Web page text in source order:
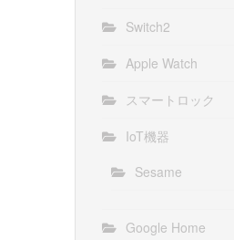
Switch2
Apple Watch
スマートロック
IoT機器
Sesame
Google Home